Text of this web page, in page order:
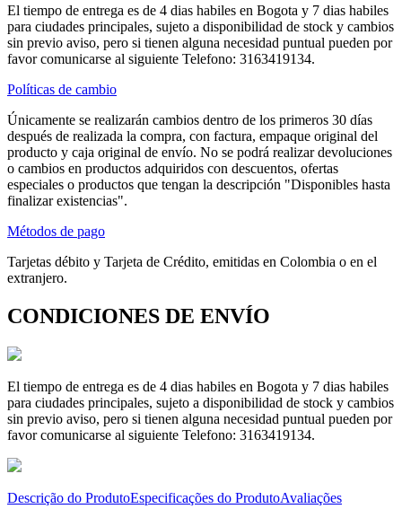
El tiempo de entrega es de 4 dias habiles en Bogota y 7 dias habiles
para ciudades principales, sujeto a disponibilidad de stock y cambios
sin previo aviso, pero si tienen alguna necesidad puntual pueden por
favor comunicarse al siguiente Telefono: 3163419134.
Políticas de cambio
Únicamente se realizarán cambios dentro de los primeros 30 días
después de realizada la compra, con factura, empaque original del
producto y caja original de envío. No se podrá realizar devoluciones
o cambios en productos adquiridos con descuentos, ofertas
especiales o productos que tengan la descripción "Disponibles hasta
finalizar existencias".
Métodos de pago
Tarjetas débito y Tarjeta de Crédito, emitidas en Colombia o en el
extranjero.
CONDICIONES DE ENVÍO
El tiempo de entrega es de 4 dias habiles en Bogota y 7 dias habiles
para ciudades principales, sujeto a disponibilidad de stock y cambios
sin previo aviso, pero si tienen alguna necesidad puntual pueden por
favor comunicarse al siguiente Telefono: 3163419134.
Descrição do ProdutoEspecificações do ProdutoAvaliações